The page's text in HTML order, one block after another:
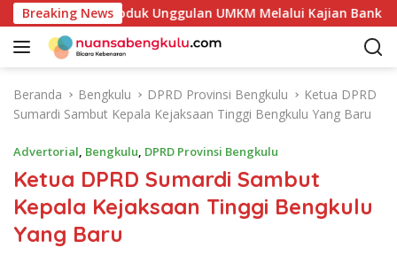
a
Breaking News
Potensi Produk Unggulan UMKM Melalui Kajian Bank
Beranda Bengkulu DPRD Provinsi Bengkulu
Ketua DPRD
Sumardi Sambut Kepala Kejaksaan Tinggi Bengkulu Yang Baru
Advertorial, Bengkulu, DPRD Provinsi Bengkulu
Ketua DPRD Sumardi Sambut
Kepala Kejaksaan Tinggi Bengkulu
Yang Baru